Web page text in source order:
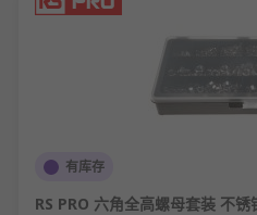
有库存
RS PRO 六角全高螺母套装 不